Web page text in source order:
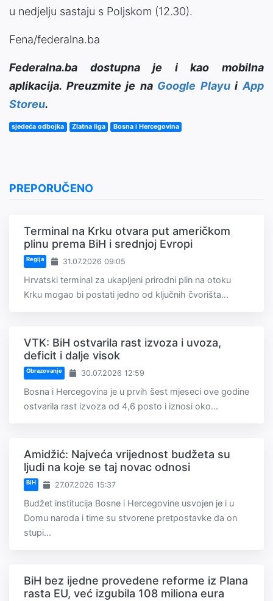
u nedjelju sastaju s Poljskom (12.30).
Fena/federalna.ba
Federalna.ba dostupna je i kao mobilna
aplikacija. Preuzmite je na Google PlayuiApp
Storeu.
sjedeća odbojka Zlatna liga Bosna i Hercegovina
PREPORUČENO
Terminal na Krku otvara put američkom
plinu prema BiH i srednjoj Evropi
Regija 31.07.2026 09:05
Hrvatski terminal za ukapljeni prirodni plin na otoku
Krku mogao bi postati jedno od ključnih čvorišta...
VTK: BiH ostvarila rast izvoza i uvoza,
deficit i dalje visok
Obrazovanje 30.07.2026 12:59
Bosna i Hercegovina je u prvih šest mjeseci ove godine
ostvarila rast izvoza od 4,6 posto i iznosi oko...
Amidžić: Najveća vrijednost budžeta su
ljudi na koje se taj novac odnosi
BiH 27.07.2026 15:37
Budžet institucija Bosne i Hercegovine usvojen je i u
Domu naroda i time su stvorene pretpostavke da on
stupi...
BiH bez ijedne provedene reforme iz Plana
rasta EU, već izgubila 108 miliona eura